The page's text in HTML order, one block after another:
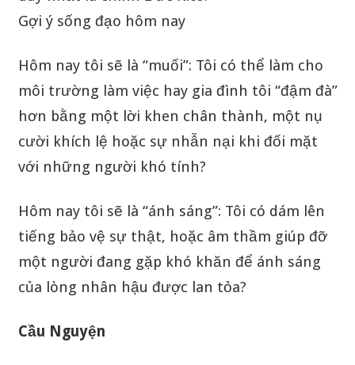
Gợi ý sống đạo hôm nay
Hôm nay tôi sẽ là “muối”: Tôi có thể làm cho
môi trường làm việc hay gia đình tôi “đậm đà”
hơn bằng một lời khen chân thành, một nụ
cười khích lệ hoặc sự nhẫn nại khi đối mặt
với những người khó tính?
Hôm nay tôi sẽ là “ánh sáng”: Tôi có dám lên
tiếng bảo vệ sự thật, hoặc âm thầm giúp đỡ
một người đang gặp khó khăn để ánh sáng
của lòng nhân hậu được lan tỏa?
Cầu Nguyện